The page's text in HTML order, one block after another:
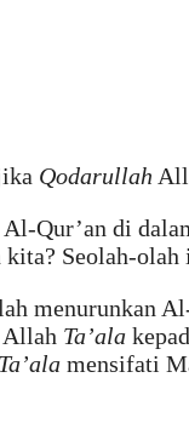
Qodarullah
Qur’an di
kita? Seolah-
menurunkan
Ta’ala
Ta’ala mensifati